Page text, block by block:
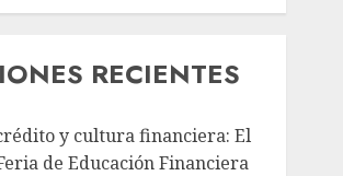
RECIENTES
y cultura financiera: El
de Educación Financiera